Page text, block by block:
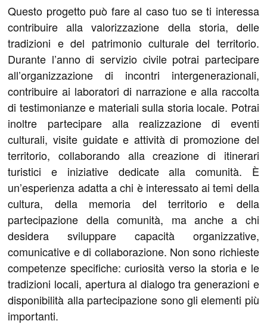
Questo progetto può fare al caso tuo se ti interessa
contribuire alla valorizzazione della storia, delle
tradizioni e del patrimonio culturale del territorio.
Durante l’anno di servizio civile potrai partecipare
all’organizzazione di incontri intergenerazionali,
contribuire ai laboratori di narrazione e alla raccolta
di testimonianze e materiali sulla storia locale. Potrai
inoltre partecipare alla realizzazione di eventi
culturali, visite guidate e attività di promozione del
territorio, collaborando alla creazione di itinerari
turistici e iniziative dedicate alla comunità. È
un’esperienza adatta a chi è interessato ai temi della
cultura, della memoria del territorio e della
partecipazione della comunità, ma anche a chi
desidera sviluppare capacità organizzative,
comunicative e di collaborazione. Non sono richieste
competenze specifiche: curiosità verso la storia e le
tradizioni locali, apertura al dialogo tra generazioni e
disponibilità alla partecipazione sono gli elementi più
importanti.